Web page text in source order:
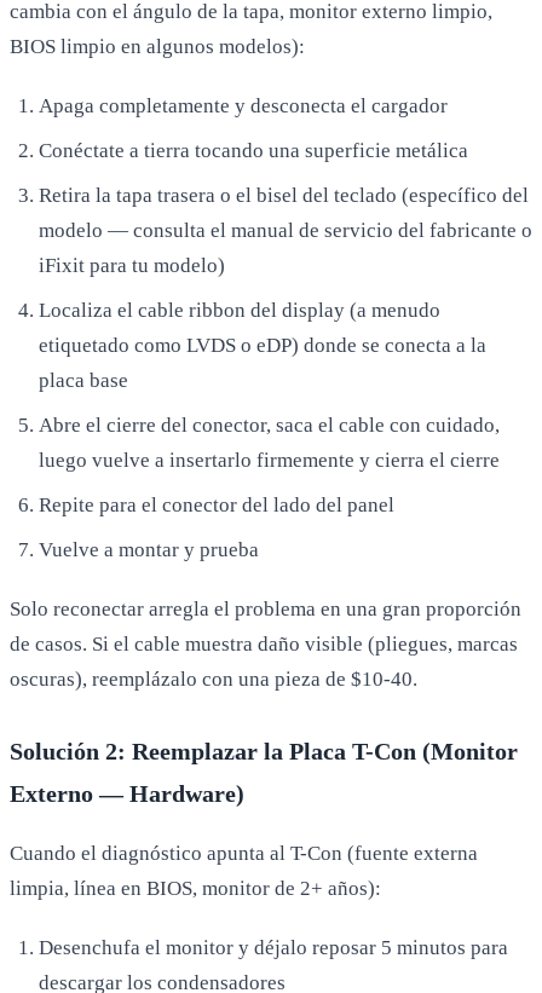
cambia con el ángulo de la tapa, monitor externo limpio,
BIOS limpio en algunos modelos):
Apaga completamente y desconecta el cargador
Conéctate a tierra tocando una superficie metálica
Retira la tapa trasera o el bisel del teclado (específico del
modelo — consulta el manual de servicio del fabricante o
iFixit para tu modelo)
Localiza el cable ribbon del display (a menudo
etiquetado como LVDS o eDP) donde se conecta a la
placa base
Abre el cierre del conector, saca el cable con cuidado,
luego vuelve a insertarlo firmemente y cierra el cierre
Repite para el conector del lado del panel
Vuelve a montar y prueba
Solo reconectar arregla el problema en una gran proporción
de casos. Si el cable muestra daño visible (pliegues, marcas
oscuras), reemplázalo con una pieza de $10-40.
Solución 2: Reemplazar la Placa T-Con (Monitor
Externo — Hardware)
Cuando el diagnóstico apunta al T-Con (fuente externa
limpia, línea en BIOS, monitor de 2+ años):
Desenchufa el monitor y déjalo reposar 5 minutos para
descargar los condensadores